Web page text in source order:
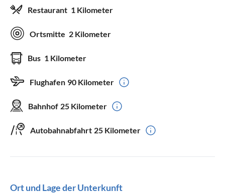
Restaurant 1 Kilometer
Ortsmitte 2 Kilometer
Bus 1 Kilometer
Flughafen 90 Kilometer
Bahnhof 25 Kilometer
Autobahnabfahrt 25 Kilometer
Ort und Lage der Unterkunft